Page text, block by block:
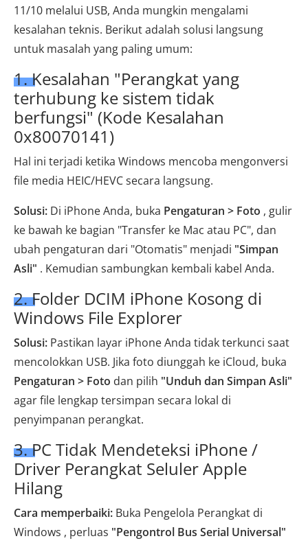
11/10 melalui USB, Anda mungkin mengalami
kesalahan teknis. Berikut adalah solusi langsung
untuk masalah yang paling umum:
1. Kesalahan "Perangkat yang
terhubung ke sistem tidak
berfungsi" (Kode Kesalahan
0x80070141)
Hal ini terjadi ketika Windows mencoba mengonversi
file media HEIC/HEVC secara langsung.
Solusi: Di ​​iPhone Anda, buka Pengaturan > Foto , gulir
ke bawah ke bagian "Transfer ke Mac atau PC", dan
ubah pengaturan dari "Otomatis" menjadi "Simpan
Asli" . Kemudian sambungkan kembali kabel Anda.
2. Folder DCIM iPhone Kosong di
Windows File Explorer
Solusi: Pastikan layar iPhone Anda tidak terkunci saat
mencolokkan USB. Jika foto diunggah ke iCloud, buka
Pengaturan > Foto dan pilih "Unduh dan Simpan Asli"
agar file lengkap tersimpan secara lokal di
penyimpanan perangkat.
3. PC Tidak Mendeteksi iPhone /
Driver Perangkat Seluler Apple
Hilang
Cara memperbaiki: Buka Pengelola Perangkat di
Windows , perluas "Pengontrol Bus Serial Universal"